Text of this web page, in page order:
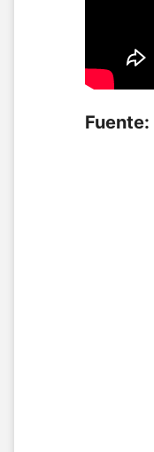
Fuente: